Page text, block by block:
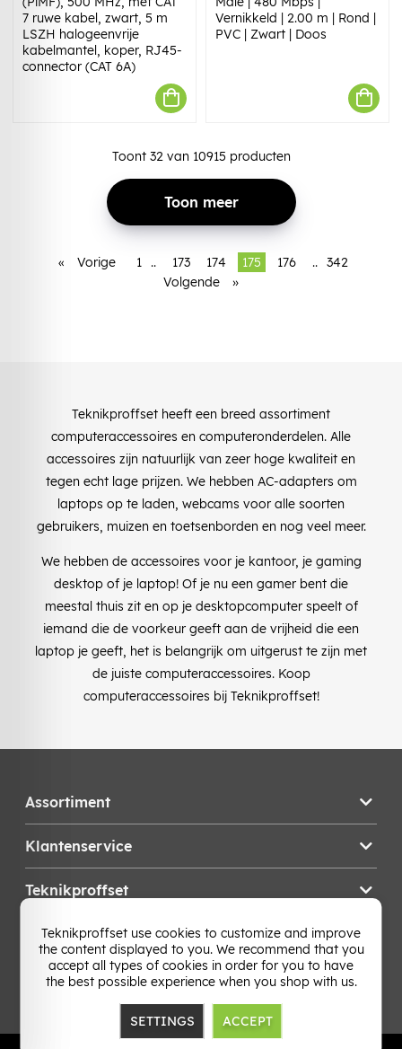
7 ruwe kabel, zwart, 5 m
LSZH halogeenvrije
kabelmantel, koper, RJ45-
connector (CAT 6A)
Vernikkeld | 2.00 m | Rond |
PVC | Zwart | Doos
Toont 32van 10915 producten
Toon meer
« Vorige 1 .. 173 174 175 176 .. 342
Volgende
»
Teknikproffset heeft een breed assortiment
computeraccessoires en computeronderdelen. Alle
accessoires zijn natuurlijk van zeer hoge kwaliteit en
tegen echt lage prijzen. We hebben AC-adapters om
laptops op te laden, webcams voor alle soorten
gebruikers, muizen en toetsenborden en nog veel meer.
We hebben de accessoires voor je kantoor, je gaming
desktop of je laptop! Of je nu een gamer bent die
meestal thuis zit en op je desktopcomputer speelt of
iemand die de voorkeur geeft aan de vrijheid die een
laptop je geeft, het is belangrijk om uitgerust te zijn met
de juiste computeraccessoires. Koop
computeraccessoires bij Teknikproffset!
Assortiment
Klantenservice
Teknikproffset
Wijzig Land
Teknikproffset use cookies to customize and improve
the content displayed to you. We recommend that you
accept all types of cookies in order for you to have
the best possible experience when you shop with us.
SETTINGS ACCEPT